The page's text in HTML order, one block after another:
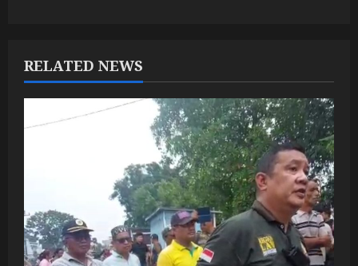
a
a
t
RELATED NEWS